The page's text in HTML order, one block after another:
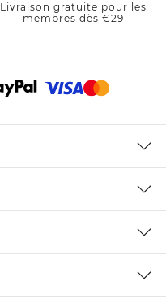
Livraison gratuite pour les
membres dès €29